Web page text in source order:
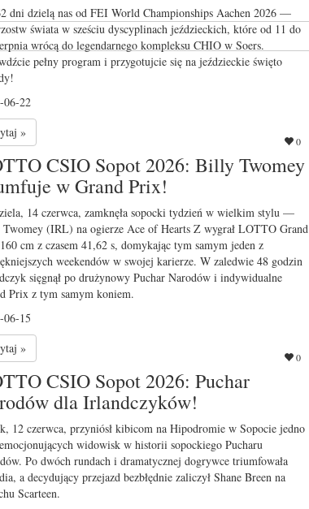
dni dzielą nas od FEI World Championships Aachen 2026 —
świata w sześciu dyscyplinach jeździeckich, które od 11 do
wrócą do legendarnego kompleksu CHIO w Soers.
pełny program i przygotujcie się na jeździeckie święto
06-22
»
0
CSIO Sopot 2026: Billy Twomey
w Grand Prix!
14 czerwca, zamknęła sopocki tydzień w wielkim stylu —
(IRL) na ogierze Ace of Hearts Z wygrał LOTTO Grand
cm z czasem 41,62 s, domykając tym samym jeden z
weekendów w swojej karierze. W zaledwie 48 godzin
sięgnął po drużynowy Puchar Narodów i indywidualne
Prix z tym samym koniem.
06-15
»
0
CSIO Sopot 2026: Puchar
dla Irlandczyków!
12 czerwca, przyniósł kibicom na Hipodromie w Sopocie jedno
widowisk w historii sopockiego Pucharu
Po dwóch rundach i dramatycznej dogrywce triumfowała
a decydujący przejazd bezbłędnie zaliczył Shane Breen na
Scarteen.